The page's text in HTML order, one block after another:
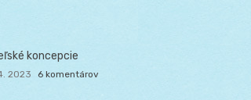
koncepcie
2023 6 komentárov